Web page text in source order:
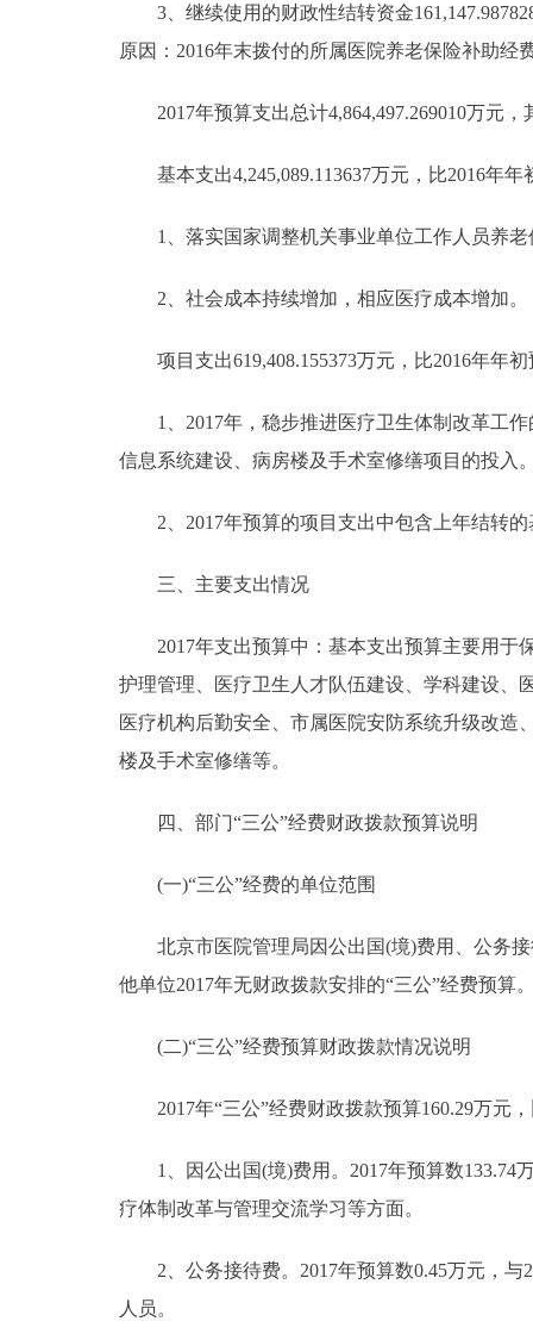
3、继续使用的财政性结转资金161,147.987828
原因：2016年末拨付的所属医院养老保险补助
2017年预算支出总计4,864,497.269010万元，
基本支出4,245,089.113637万元，比2016年年
1、落实国家调整机关事业单位工作人员养老
2、社会成本持续增加，相应医疗成本增加。
项目支出619,408.155373万元，比2016年年初
1、2017年，稳步推进医疗卫生体制改革工作
信息系统建设、病房楼及手术室修缮项目的投入
2、2017年预算的项目支出中包含上年结转的
三、主要支出情况
2017年支出预算中：基本支出预算主要用于
护理管理、医疗卫生人才队伍建设、学科建设、
医疗机构后勤安全、市属医院安防系统升级改
楼及手术室修缮等。
四、部门“三公”经费财政拨款预算说明
(一)“三公”经费的单位范围
北京市医院管理局因公出国(境)费用、公务接
他单位2017年无财政拨款安排的“三公”经费预算
(二)“三公”经费预算财政拨款情况说明
2017年“三公”经费财政拨款预算160.29万元，
1、因公出国(境)费用。2017年预算数133.74
疗体制改革与管理交流学习等方面。
2、公务接待费。2017年预算数0.45万元，与
人员。